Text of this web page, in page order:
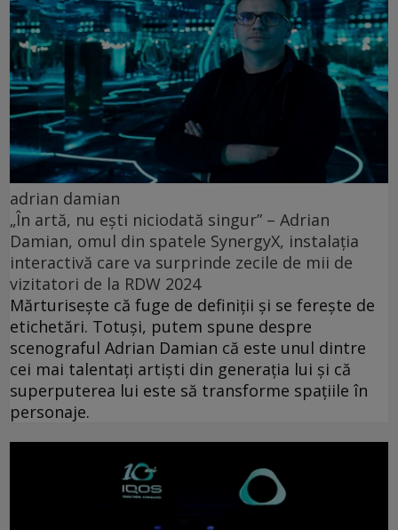
adrian damian
„În artă, nu ești niciodată singur” – Adrian
Damian, omul din spatele SynergyX, instalația
interactivă care va surprinde zecile de mii de
vizitatori de la RDW 2024
Mărturisește că fuge de definiții și se ferește de
etichetări. Totuşi, putem spune despre
scenograful Adrian Damian că este unul dintre
cei mai talentați artiști din generația lui și că
superputerea lui este să transforme spațiile în
personaje.